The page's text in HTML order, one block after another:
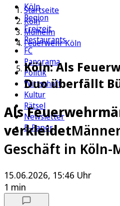
Köln
Region
Freizeit
Restaurants
FC
Panorama
Politik
Wirtschaft
Kultur
Rätsel
Newsletter
E-Paper
Startseite
Köln
Mülheim
Feuerwehr Köln
Köln: Als
Duo überfällt
Als
verkleidet
Geschäft in Köln-
15.06.2026, 15:46 Uhr
1 min